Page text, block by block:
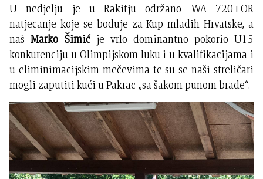
U nedjelju je u Rakitju održano WA 720+OR
natjecanje koje se boduje za Kup mladih Hrvatske, a
našMarko Šimić je vrlo dominantno pokorio U15
konkurenciju u Olimpijskom luku i u kvalifikacijama i
u eliminimacijskim mečevima te su se naši streličari
mogli zaputiti kući u Pakrac „sa šakom punom brade“.